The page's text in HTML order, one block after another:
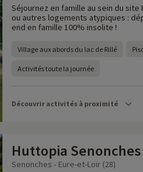
Séjournez en famille au sein du
ou autres logements atypiques :
end en famille 100% insolite !
Village aux abords du lac de Rillé
Activités toute la journée
Découvrir activités à proximité
Huttopia Senonches
Senonches - Eure-et-Loir (28)